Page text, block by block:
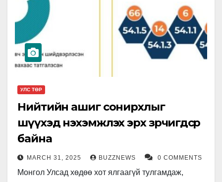
УЛС ТӨР
Нийтийн ашиг сонирхлыг
шүүхэд нэхэмжлэх эрх зөрчигдсөөр
байна
MARCH 31, 2025 BUZZNEWS 0 COMMENTS
Монгол Улсад хөдөө хот ялгаагүй тулгамдаж,